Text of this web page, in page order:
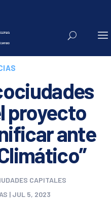
proyecto
ante
CAPITALES
| JUL 5, 2023